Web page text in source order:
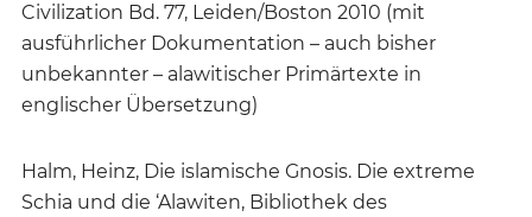
Civilization Bd. 77, Leiden/Boston 2010 (mit
ausführlicher Dokumentation – auch bisher
unbekannter – alawitischer Primärtexte in
englischer Übersetzung)
Halm, Heinz, Die islamische Gnosis. Die extreme
Schia und die ‘Alawiten, Bibliothek des